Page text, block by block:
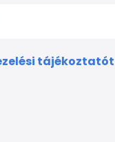
tájékoztatót